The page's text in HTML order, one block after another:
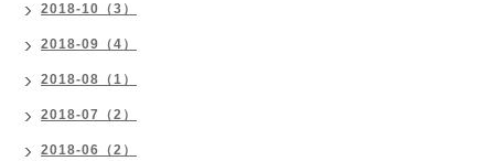
2018-10（3）
2018-09（4）
2018-08（1）
2018-07（2）
2018-06（2）